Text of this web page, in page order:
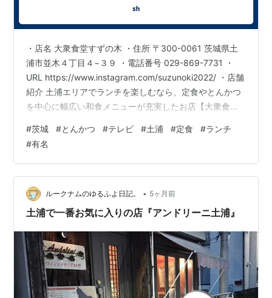
・店名 大衆食堂すずの木 ・住所 〒300-0061 茨城県土
浦市並木４丁目４−３９ ・電話番号 029-869-7731 ・
URL https://www.instagram.com/suzunoki2022/ ・店舗
紹介 土浦エリアでランチを楽しむなら、定食やとんかつ
を中心に幅広い和食メニューが充実したお店【大衆食堂
を活かした料理をご提供しており、地域の味を堪能でき
ることが魅力です。 特にランチタイムには、バランスの
取れた定食が人気で、栄養面にも配慮したメニューを揃
えております。 サクサクのとんかつは、揚げたての香ば
しさとジューシーな味わ…
#茨城 #とんかつ #テレビ #土浦 #定食 #ランチ
#有名
ルークナムのゆるふよ日記。 • 5ヶ月前
土浦で一番お気に入りの店『アンドリーニ土浦』